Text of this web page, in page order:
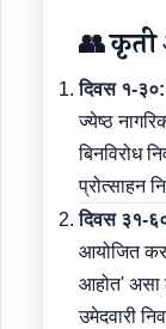
👥
दिवस १-
ज्येष्ठ
बिनविरोध
प्रोत्साहन
दिवस ३१-
आयोजित
आहोत' असा
उमेदवारी